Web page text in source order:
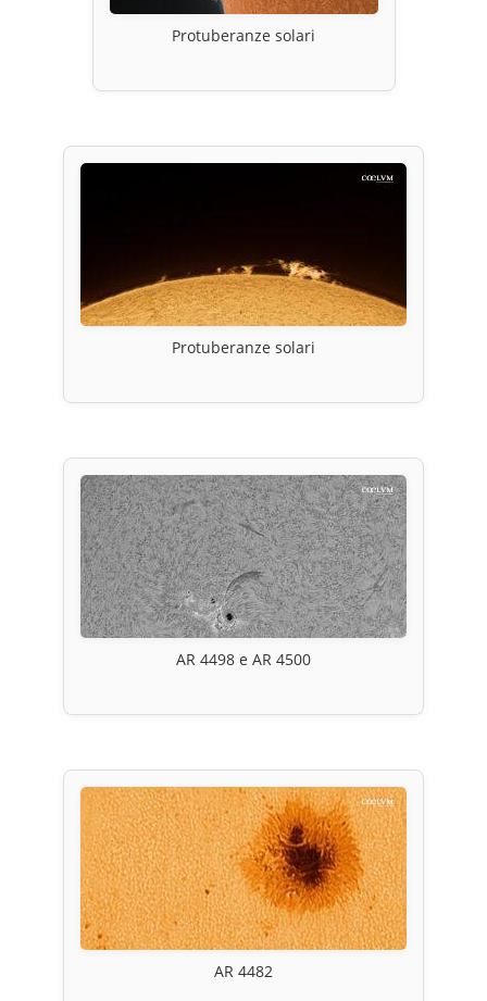
Protuberanze solari
Protuberanze solari
AR 4498 e AR 4500
AR 4482